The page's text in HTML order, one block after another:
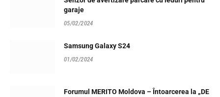
garaje
05/02/2024
Samsung Galaxy S24
01/02/2024
Forumul MERITO Moldova – Întoarcerea la „DE